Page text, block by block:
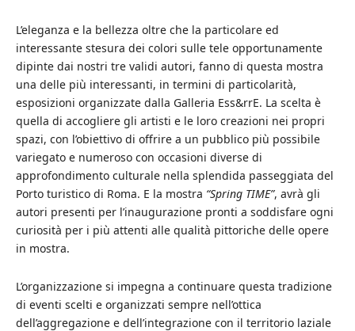
L’eleganza e la bellezza oltre che la particolare ed
interessante stesura dei colori sulle tele opportunamente
dipinte dai nostri tre validi autori, fanno di questa mostra
una delle più interessanti, in termini di particolarità,
esposizioni organizzate dalla Galleria Ess&rrE. La scelta è
quella di accogliere gli artisti e le loro creazioni nei propri
spazi, con l’obiettivo di offrire a un pubblico più possibile
variegato e numeroso con occasioni diverse di
approfondimento culturale nella splendida passeggiata del
Porto turistico di Roma. E la mostra “Spring TIME”, avrà gli
autori presenti per l’inaugurazione pronti a soddisfare ogni
curiosità per i più attenti alle qualità pittoriche delle opere
in mostra.
L’organizzazione si impegna a continuare questa tradizione
di eventi scelti e organizzati sempre nell’ottica
dell’aggregazione e dell’integrazione con il territorio laziale